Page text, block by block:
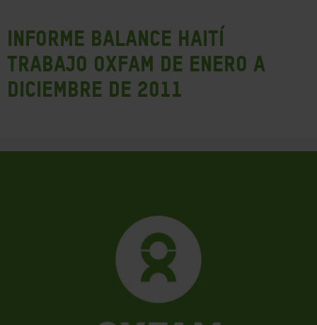
Informe balance Haití
trabajo Oxfam de enero a
diciembre de 2011